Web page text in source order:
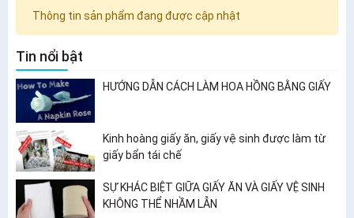
Thông tin sản phẩm đang được cập nhật
Tin nổi bật
HƯỚNG DẪN CÁCH LÀM HOA HỒNG BẰNG GIẤY
Kinh hoàng giấy ăn, giấy vệ sinh được làm từ
giấy bẩn tái chế
SỰ KHÁC BIỆT GIỮA GIẤY ĂN VÀ GIẤY VỆ SINH
KHÔNG THỂ NHẦM LẪN